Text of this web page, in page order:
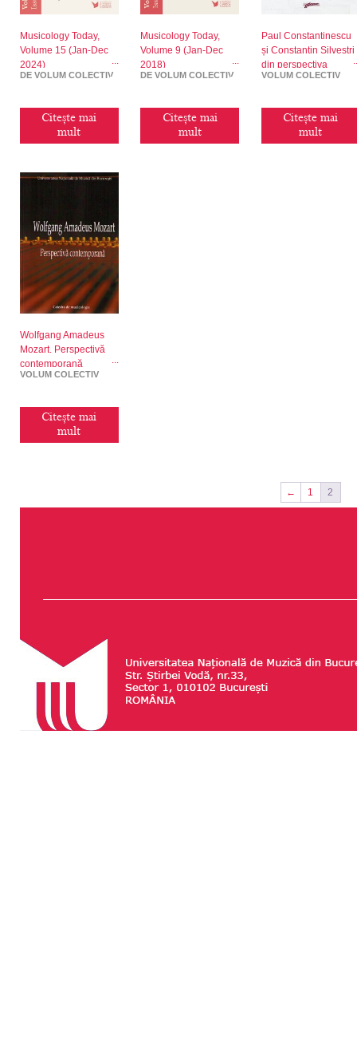
Musicology Today,
Volume 15 (Jan-Dec
2024)
DE VOLUM COLECTIV
Citește mai
mult
Musicology Today,
Volume 9 (Jan-Dec
2018)
DE VOLUM COLECTIV
Citește mai
mult
Paul Constantinescu
și Constantin Silvestri
din perspectiva
contemporaneității
VOLUM COLECTIV
Citește mai
mult
Wolfgang Amadeus
Mozart. Perspectivă
contemporană
VOLUM COLECTIV
Citește mai
mult
← 1 2